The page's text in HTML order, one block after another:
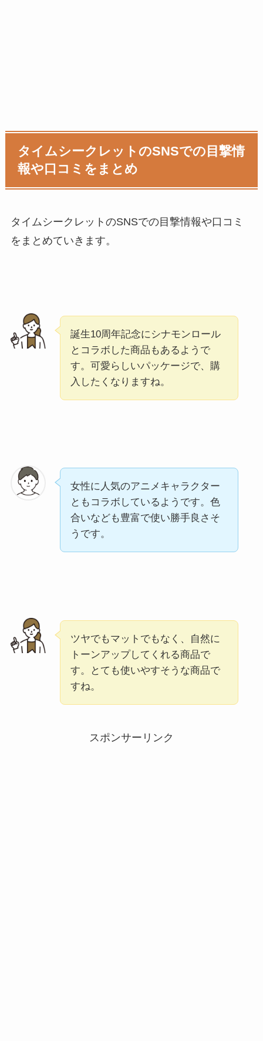
タイムシークレットのSNSでの目撃情
報や口コミをまとめ
タイムシークレットのSNSでの目撃情報や口コミ
をまとめていきます。
誕生10周年記念にシナモンロール
とコラボした商品もあるようで
す。可愛らしいパッケージで、購
入したくなりますね。
女性に人気のアニメキャラクター
ともコラボしているようです。色
合いなども豊富で使い勝手良さそ
うです。
ツヤでもマットでもなく、自然に
トーンアップしてくれる商品で
す。とても使いやすそうな商品で
すね。
スポンサーリンク